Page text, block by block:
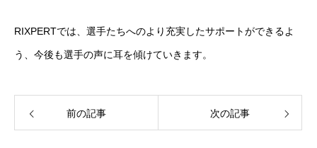
RIXPERTでは、選手たちへのより充実したサポートができるよ
う、今後も選手の声に耳を傾けていきます。
前の記事 次の記事